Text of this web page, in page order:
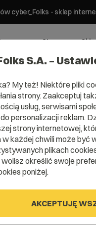
cyber_Folks - sklep
Strony
S.A. –
My też! Niektóre pliki
strony. Zaakceptuj
usług, serwisami
personalizacji reklam.
strony internetowej,
każdej chwili może być
plikach
wolisz określić swoje
poniżej.
AKCEPTUJĘ